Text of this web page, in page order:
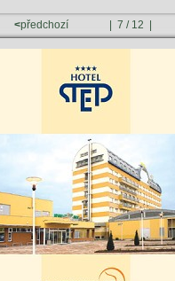
<předchozí | 7 / 12 |